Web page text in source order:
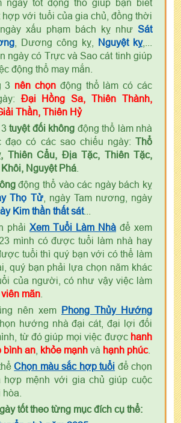
ngày tốt động thổ giúp bạn biết
với tuổi của gia chủ, đồng thời
xấu phạm bách kỵ như Sát
, Dương công kỵ, Nguyệt kỵ,...
ngày có Trực và Sao cát tinh giúp
động thổ may mắn.
3 nên chọn động thổ làm có các
Đại Hồng Sa, Thiên Thành,
Thần, Thiên Hỷ
tuyệt đối không động thổ làm nhà
đạo có các sao chiếu ngày: Thổ
Thiên Cẩu, Địa Tặc, Thiên Tặc,
Nguyệt Phá
động thổ vào các ngày bách kỵ
Thọ Tử, ngày Tam nương, ngày
Kim thần thất sát...
phải Xem Tuổi Làm Nhà để xem
mình có được tuổi làm nhà hay
tuổi thì quý bạn với có thể làm
quý bạn phải lựa chọn năm khác
của người, có như vậy việc làm
viên mãn
nên xem Phong Thủy Hướng
hướng nhà đại cát, đại lợi đối
từ đó giúp mọi việc được hanh
bình an khỏe mạnh và hạnh phúc.
Chọn màu sắc hợp tuổi để chọn
hợp mệnh với gia chủ giúp cuộc
tốt theo từng mục đích cụ thể: